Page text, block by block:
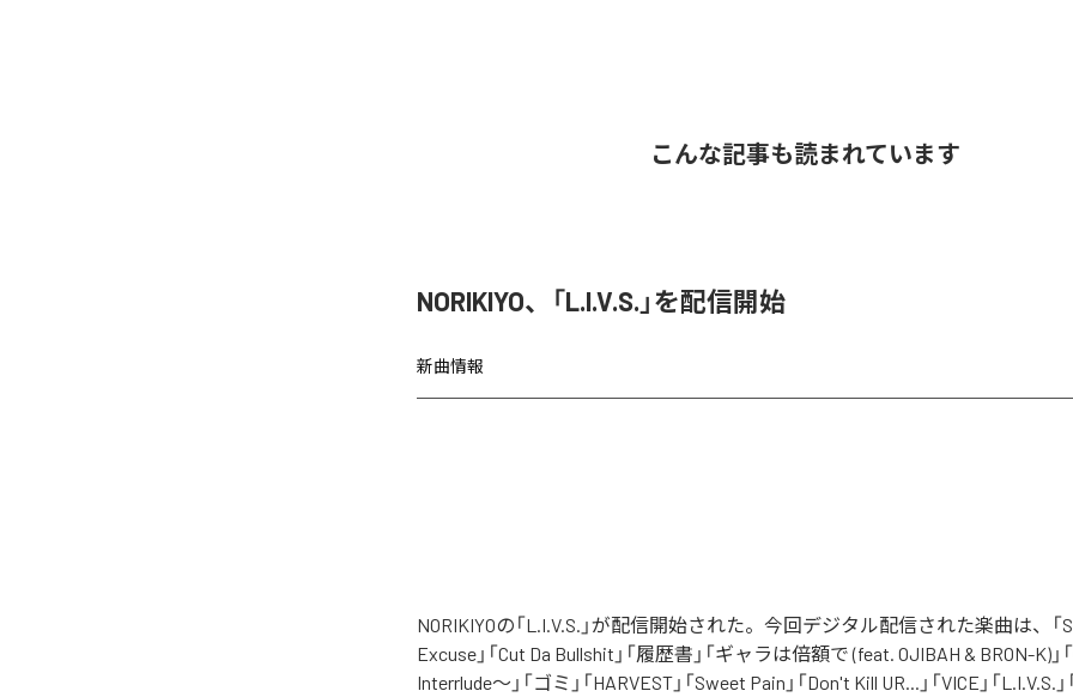
こんな記事も読まれています
NORIKIYO、「L.I.V.S.」を配信開始
新曲情報
NORIKIYOの「L.I.V.S.」が配信開始された。今回デジタル配信された楽曲は、「
Excuse」「Cut Da Bullshit」「履歴書」「ギャラは倍額で (feat. OJIBAH & BRON-K)」
Interrlude～」「ゴミ」「HARVEST」「Sweet Pain」「Don't Kill UR...」「VICE」「L.I.V.S.